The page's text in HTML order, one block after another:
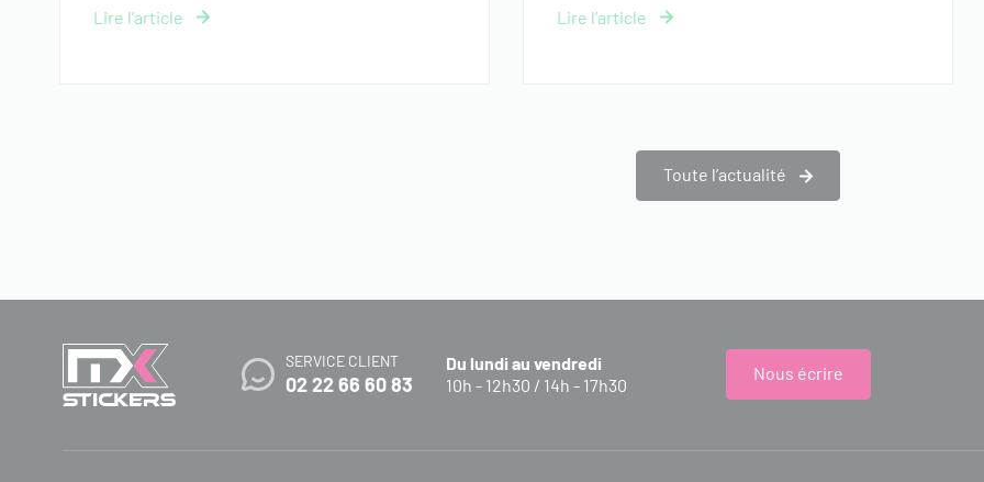
Toute l’actualité
SERVICE CLIENT
02 22 66 60 83
Du lundi au vendredi
10h - 12h30 / 14h - 17h30
Nous écrire